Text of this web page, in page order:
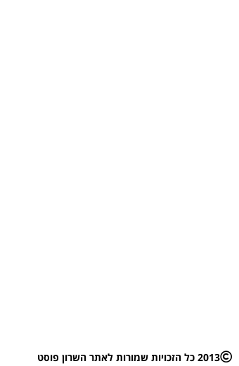
2013 כל הזכויות שמורות לאתר השרון פוסט